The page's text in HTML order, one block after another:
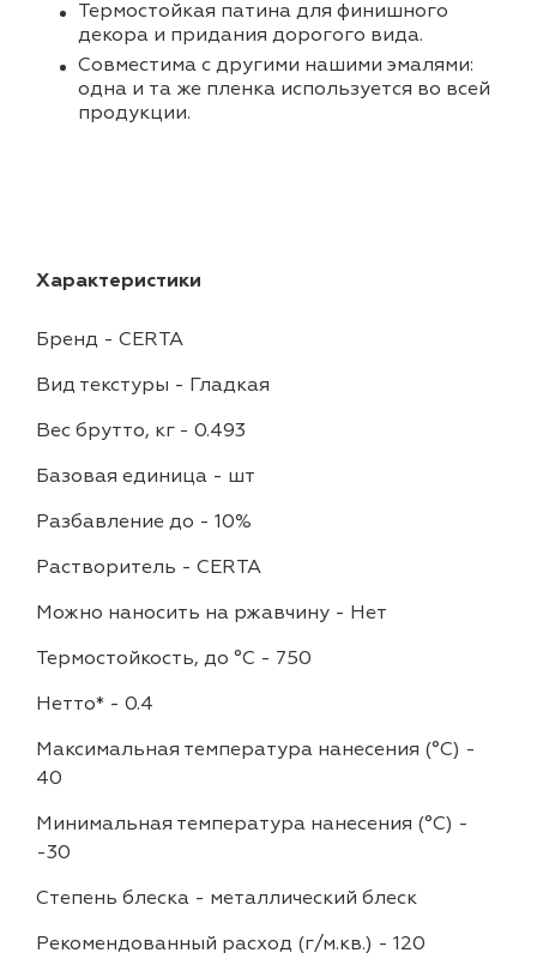
Термостойкая патина для финишного
декора и придания дорогого вида.
Совместима с другими нашими эмалями:
одна и та же пленка используется во всей
продукции.
Характеристики
Бренд - CERTA
Вид текстуры - Гладкая
Вес брутто, кг - 0.493
Базовая единица - шт
Разбавление до - 10%
Растворитель - CERTA
Можно наносить на ржавчину - Нет
Термостойкость, до °C - 750
Нетто* - 0.4
Максимальная температура нанесения (°С) -
40
Минимальная температура нанесения (°С) -
-30
Степень блеска - металлический блеск
Рекомендованный расход (г/м.кв.) - 120